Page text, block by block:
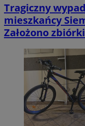
Tragiczny
mieszkańcy
Założono